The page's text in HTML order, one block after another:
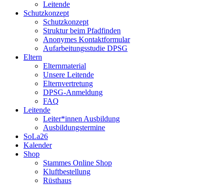
Leitende
Schutzkonzept
Schutzkonzept
Struktur beim Pfadfinden
Anonymes Kontaktformular
Aufarbeitungsstudie DPSG
Eltern
Elternmaterial
Unsere Leitende
Elternvertretung
DPSG-Anmeldung
FAQ
Leitende
Leiter*innen Ausbildung
Ausbildungstermine
SoLa26
Kalender
Shop
Stammes Online Shop
Kluftbestellung
Rüsthaus